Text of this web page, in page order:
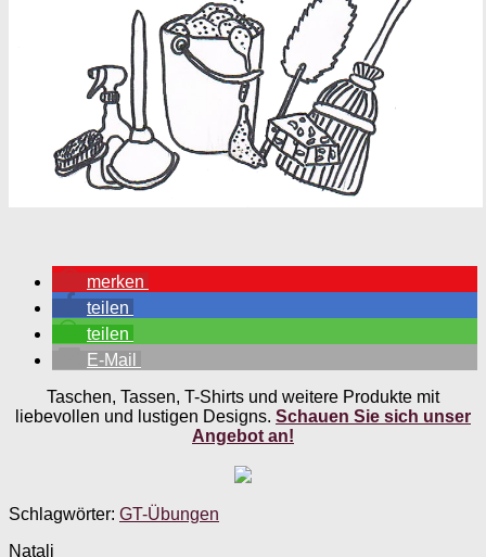
merken
teilen
teilen
E-Mail
Taschen, Tassen, T-Shirts und weitere Produkte mit
liebevollen und lustigen Designs. Schauen Sie sich unser
Angebot an!
Schlagwörter: GT-Übungen
Natali